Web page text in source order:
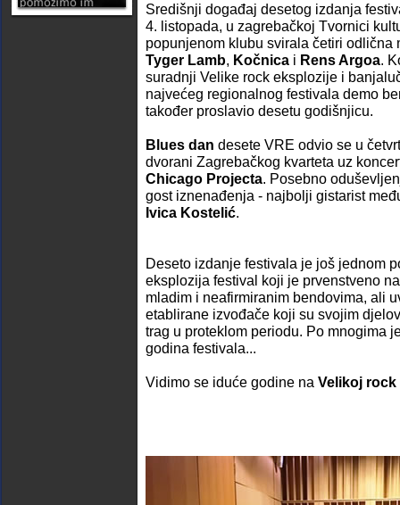
Središnji događaj desetog izdanja
4. listopada, u zagrebačkoj Tvornici
popunjenom klubu svirala četiri odlična
Tyger Lamb, Kočnica i Rens Argoa.
suradnji Velike rock eksplozije i
najvećeg regionalnog festivala demo
također proslavio desetu godišnjicu.
Blues dan desete VRE odvio se u
dvorani Zagrebačkog kvarteta uz
Chicago Projecta. Posebno
gost iznenađenja - najbolji gistarist
Ivica Kostelić.
Deseto izdanje festivala je još jednom
eksplozija festival koji je prvenstveno
mladim i neafirmiranim bendovima, ali
etablirane izvođače koji su svojim
trag u proteklom periodu. Po mnogima
godina festivala...
Vidimo se iduće godine na Velikoj rock